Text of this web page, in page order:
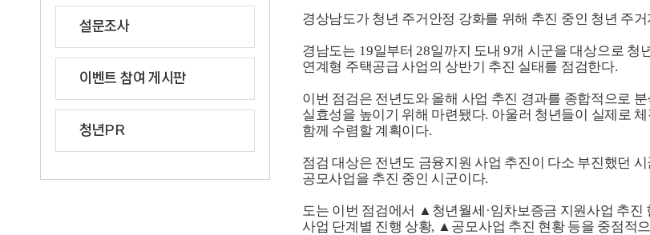
설문조사
이벤트 참여 게시판
청년PR
경상남도가 청년 주거안정 강화를 위해 추진 중인 청년 주
경남도는 19일부터28일까지 도내9개 시군을 대상으로 청
연계형 주택공급 사업의 상반기 추진 실태를 점검한다.
이번 점검은 전년도와 올해 사업 추진 경과를 종합적으로
실효성을 높이기 위해 마련됐다. 아울러 청년들이 실제로
함께 수렴할 계획이다.
점검 대상은 전년도 금융지원 사업 추진이 다소 부진했던
공모사업을 추진 중인 시군이다.
도는 이번 점검에서 ▲ 청년월세 ·임차보증금 지원사업 추진
사업 단계별 진행 상황, ▲ 공모사업 추진 현황 등을 중점적